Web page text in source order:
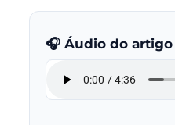
🎧 Áudio do artigo